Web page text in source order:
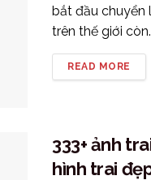
bắt đầu chuyển
trên thế giới
READ MORE
333+ ảnh
hình trai